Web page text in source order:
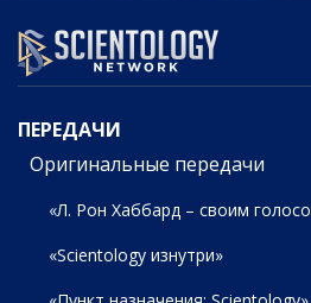
СМОТРЕТЬ СМОТРЕТЬ
ПЕРЕДАЧИ
Оригинальные передачи
«Л. Рон Хаббард – своим
«Scientology изнутри»